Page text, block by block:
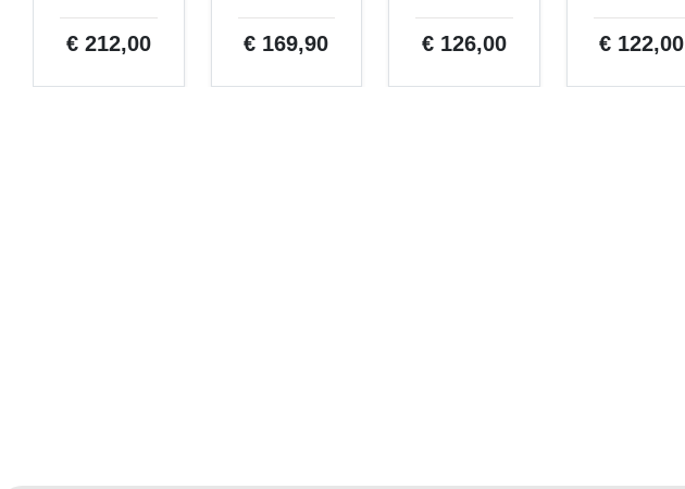
€ 212,00 € 169,90 € 126,00 € 122,00